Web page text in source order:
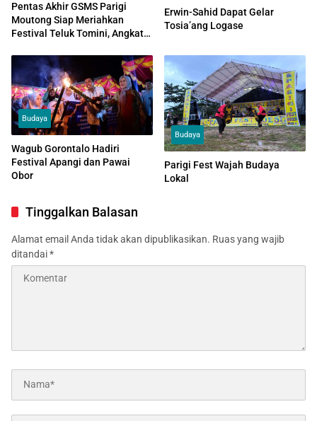
Pentas Akhir GSMS Parigi
Moutong Siap Meriahkan
Festival Teluk Tomini, Angkat
Erwin-Sahid Dapat Gelar
Tosia’ang Logase
Budaya
Wagub Gorontalo Hadiri
Festival Apangi dan Pawai
Obor
Budaya
Parigi Fest Wajah Budaya
Lokal
Tinggalkan Balasan
Alamat email Anda tidak akan dipublikasikan. Ruas yang wajib
ditandai*